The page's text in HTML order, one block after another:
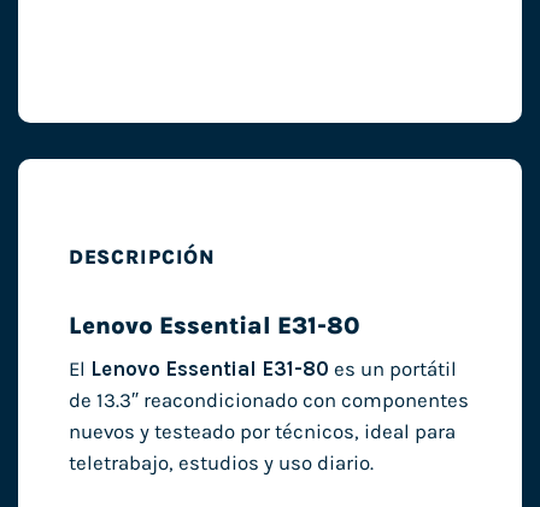
DESCRIPCIÓN
Lenovo Essential E31-80
El Lenovo Essential E31-80 es un portátil
de 13.3″ reacondicionado con componentes
nuevos y testeado por técnicos, ideal para
teletrabajo, estudios y uso diario.